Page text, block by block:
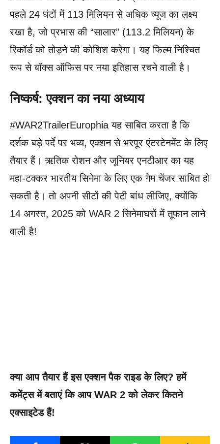
पहले 24 घंटों में 113 मिलियन से अधिक व्यूज का लक्ष्य
रखा है, जो प्रभास की “सालार” (113.2 मिलियन) के
रिकॉर्ड को तोड़ने की कोशिश करेगा। यह फिल्म निश्चित
रूप से बॉक्स ऑफिस पर नया इतिहास रचने वाली है।
निष्कर्ष: एक्शन का नया अध्याय
#WAR2TrailerEurophia यह साबित करता है कि
दर्शक बड़े पर्दे पर भव्य, एक्शन से भरपूर एंटरटेनमेंट के लिए
तैयार हैं। ऋतिक रोशन और जूनियर एनटीआर का यह
महा-टक्कर भारतीय सिनेमा के लिए एक गेम चेंजर साबित हो
सकती है। तो अपनी सीटों की पेटी बांध लीजिए, क्योंकि
14 अगस्त, 2025 को WAR 2 सिनेमाघरों में तूफान लाने
वाली है!
क्या आप तैयार हैं इस एक्शन पैक राइड के लिए? हमें
कमेंट्स में बताएं कि आप WAR 2 को लेकर कितने
एक्साइटेड हैं!